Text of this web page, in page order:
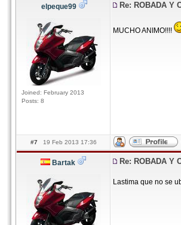
elpeque99
Joined: February 2013
Posts: 8
Re: ROBADA Y
MUCHO ANIMO!!!!
#7 19 Feb 2013 17:36
Bartak Re: ROBADA Y
Lastima que no se